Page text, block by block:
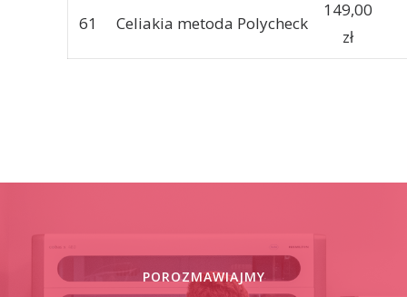
61 Celiakia metoda Polycheck
149,00
zł
POROZMAWIAJMY